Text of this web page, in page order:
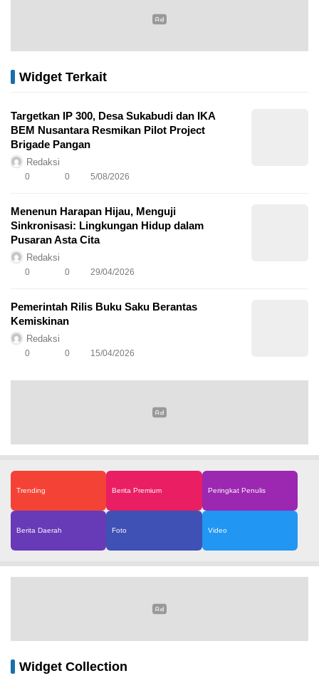
Widget Terkait
Targetkan IP 300, Desa Sukabudi dan IKA
BEM Nusantara Resmikan Pilot Project
Brigade Pangan
Redaksi
0 0 5/08/2026
Menenun Harapan Hijau, Menguji
Sinkronisasi: Lingkungan Hidup dalam
Pusaran Asta Cita
Redaksi
0 0 29/04/2026
Pemerintah Rilis Buku Saku Berantas
Kemiskinan
Redaksi
0 0 15/04/2026
Trending Berita Premium Peringkat Penulis
Berita Daerah Foto Video
Widget Collection